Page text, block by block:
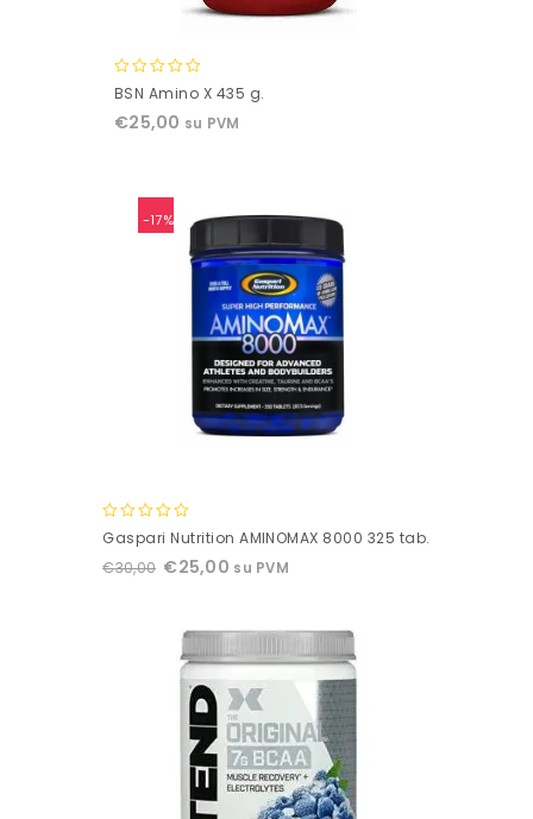
0
of
BSN Amino X 435 g.
€25,00 su PVM
-17%
0
of
Gaspari Nutrition AMINOMAX 8000 325 tab.
€30,00 €25,00 su PVM